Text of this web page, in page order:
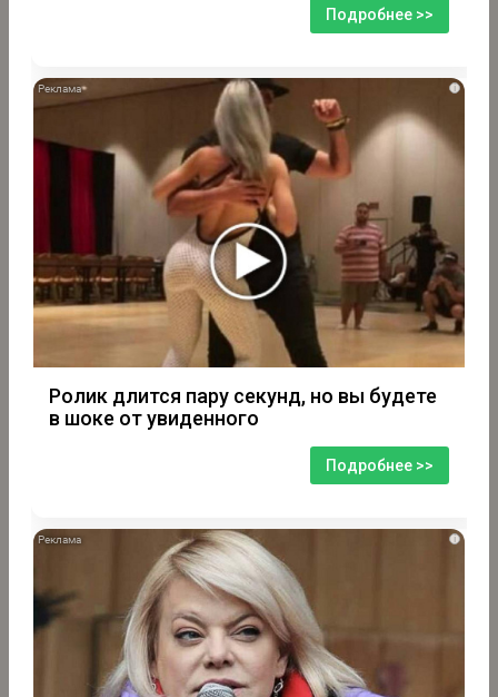
Подробнее >>
i
Ролик длится пару секунд, но вы будете
в шоке от увиденного
Подробнее >>
i